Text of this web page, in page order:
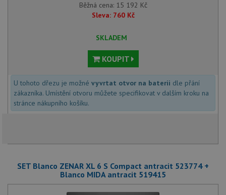
Běžná cena: 15 192 Kč
Sleva: 760 Kč
SKLADEM
KOUPIT
U tohoto dřezu je možné vyvrtat otvor na baterii dle přání
zákazníka. Umístění otvoru můžete specifikovat v dalším kroku na
stránce nákupního košíku.
SET Blanco ZENAR XL 6 S Compact antracit 523774 +
Blanco MIDA antracit 519415